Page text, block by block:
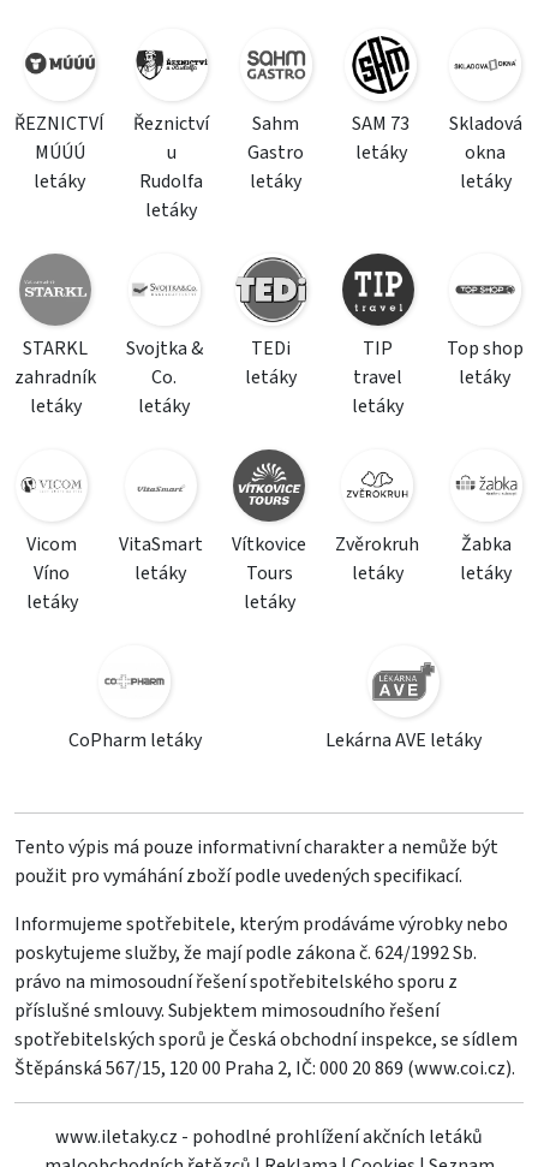
ŘEZNICTVÍ
MÚÚÚ
letáky
Řeznictví
u
Rudolfa
letáky
Sahm
Gastro
letáky
SAM 73
letáky
Skladová
okna
letáky
STARKL
zahradník
letáky
Svojtka &
Co.
letáky
TEDi
letáky
TIP
travel
letáky
Top shop
letáky
Vicom
Víno
letáky
VitaSmart
letáky
Vítkovice
Tours
letáky
Zvěrokruh
letáky
Žabka
letáky
CoPharm letáky Lekárna AVE letáky
Tento výpis má pouze informativní charakter a nemůže být
použit pro vymáhání zboží podle uvedených specifikací.
Informujeme spotřebitele, kterým prodáváme výrobky nebo
poskytujeme služby, že mají podle zákona č. 624/1992 Sb.
právo na mimosoudní řešení spotřebitelského sporu z
příslušné smlouvy. Subjektem mimosoudního řešení
spotřebitelských sporů je Česká obchodní inspekce, se sídlem
Štěpánská 567/15, 120 00 Praha 2, IČ: 000 20 869 (www.coi.cz).
www.iletaky.cz - pohodlné prohlížení akčních letáků